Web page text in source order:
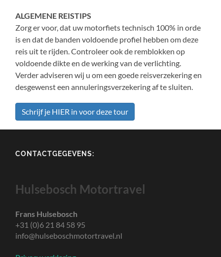
ALGEMENE REISTIPS
Zorg er voor, dat uw motorfiets technisch 100% in orde
is en dat de banden voldoende profiel hebben om deze
reis uit te rijden. Controleer ook de remblokken op
voldoende dikte en de werking van de verlichting.
Verder adviseren wij u om een goede reisverzekering en
desgewenst een annuleringsverzekering af te sluiten.
Schrijf je HIER in voor deze tour
CONTACTGEGEVENS:
Hulsebosch Motortravel
Frans Hulsebosch
+31 (0)6 21 84 58 95
info@hulseboschmotortravel.nl